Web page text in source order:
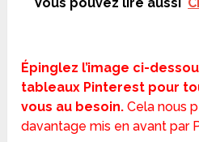
Épinglez l’image ci-
tableaux Pinterest pour
vous au besoin.Cela nous
davantage mis en avant par